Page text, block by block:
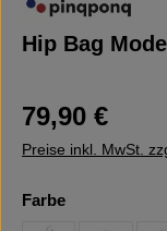
Hip Bag
Regulärer Preis:
79,90 €
Preise inkl. MwSt.
Farbeauswählen